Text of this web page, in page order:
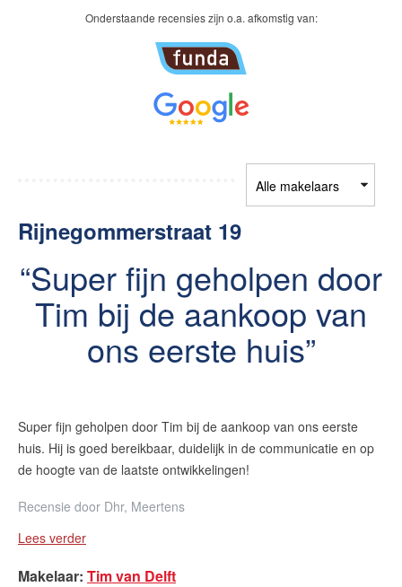
RE/MAX Makelaarsgilde
+31 71 516 23 70
English?
Onderstaande recensies zijn o.a. afkomstig van:
Rijnegommerstraat 19
Super fijn geholpen door
Tim bij de aankoop van
ons eerste huis
Super fijn geholpen door Tim bij de aankoop van ons eerste
huis. Hij is goed bereikbaar, duidelijk in de communicatie en op
de hoogte van de laatste ontwikkelingen!
Recensie door Dhr, Meertens
Lees verder
Makelaar: Tim van Delft